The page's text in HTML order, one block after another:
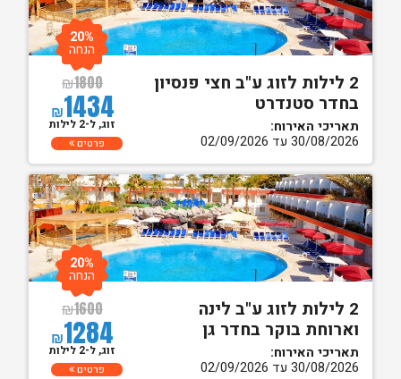
2 לילות לזוג ע"ב חצי פנסיון
בחדר סטנדרט
תאריכי האירוח:
30/08/2026 עד 02/09/2026
₪1800
₪1434
20%
הנחה
זוג, ל-2 לילות
פרטים
2 לילות לזוג ע"ב לינה
וארוחת בוקר בחדר גן
תאריכי האירוח:
30/08/2026 עד 02/09/2026
₪1600
₪1284
20%
הנחה
זוג, ל-2 לילות
פרטים